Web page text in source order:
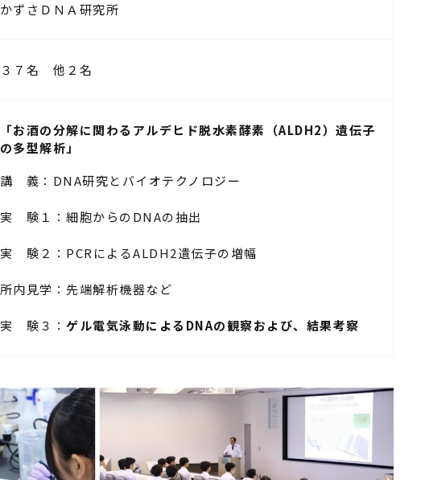
かずさＤＮＡ研究所
３７名 他２名
「お酒の分解に関わるアルデヒド脱水素酵素（ALDH2）遺伝子
の多型解析」
講 義：DNA研究とバイオテクノロジー
実 験１：細胞からのDNAの抽出
実 験２：PCRによるALDH2遺伝子の増幅
所内見学：先端解析機器など
実 験３： ゲル電気泳動によるDNAの観察および、結果考察